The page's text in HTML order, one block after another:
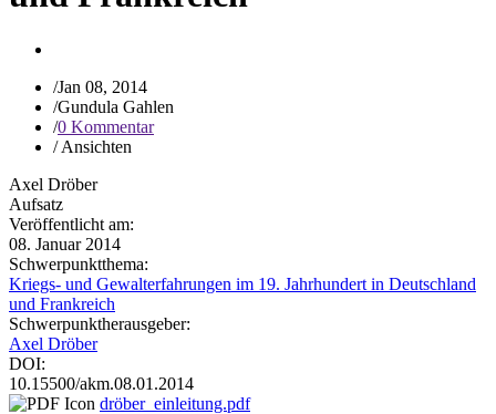
/Jan 08, 2014
/Gundula Gahlen
/0 Kommentar
/Ansichten
Axel Dröber
Aufsatz
Veröffentlicht am:
08. Januar 2014
Schwerpunktthema:
Kriegs- und Gewalterfahrungen im 19. Jahrhundert in Deutschland
und Frankreich
Schwerpunktherausgeber:
Axel Dröber
DOI:
10.15500/akm.08.01.2014
dröber_einleitung.pdf